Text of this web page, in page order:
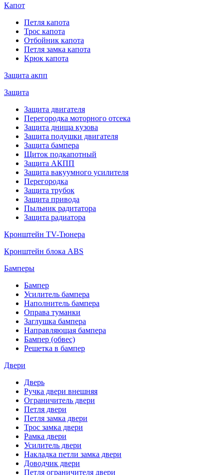
Капот
Петля капота
Трос капота
Отбойник капота
Петля замка капота
Крюк капота
Защита акпп
Защита
Защита двигателя
Перегородка моторного отсека
Защита днища кузова
Защита подушки двигателя
Защита бампера
Щиток подкапотный
Защита АКПП
Защита вакуумного усилителя
Перегородка
Защита трубок
Защита привода
Пыльник радитатора
Защита радиатора
Кронштейн TV-Тюнера
Кронштейн блока ABS
Бамперы
Бампер
Усилитель бампера
Наполнитель бампера
Оправа туманки
Заглушка бампера
Направляющая бампера
Бампер (обвес)
Решетка в бампер
Двери
Дверь
Ручка двери внешняя
Ограничитель двери
Петля двери
Петля замка двери
Трос замка двери
Рамка двери
Усилитель двери
Накладка петли замка двери
Доводчик двери
Петля ограничителя двери